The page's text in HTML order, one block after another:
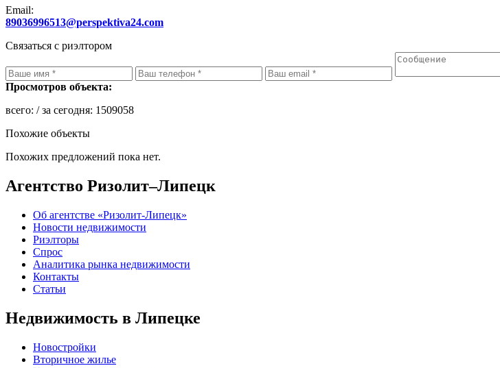
Email:
89036996513@perspektiva24.com
Связаться с риэлтором
Просмотров объекта:
всего: / за сегодня: 1509058
Похожие объекты
Похожих предложений пока нет.
Агентство Ризолит–Липецк
Об агентстве «Ризолит-Липецк»
Новости недвижимости
Риэлторы
Спрос
Аналитика рынка недвижимости
Контакты
Статьи
Недвижимость в Липецке
Новостройки
Вторичное жилье